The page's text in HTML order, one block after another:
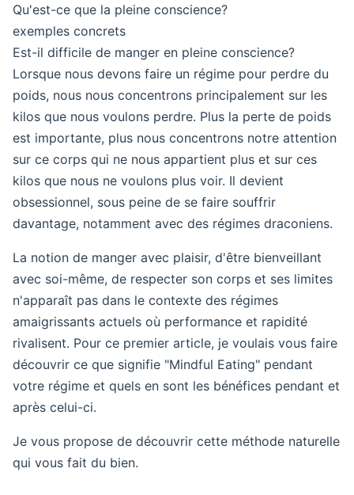
Qu'est-ce que la pleine conscience?
exemples concrets
Est-il difficile de manger en pleine conscience?
Lorsque nous devons faire un régime pour perdre du
poids, nous nous concentrons principalement sur les
kilos que nous voulons perdre. Plus la perte de poids
est importante, plus nous concentrons notre attention
sur ce corps qui ne nous appartient plus et sur ces
kilos que nous ne voulons plus voir. Il devient
obsessionnel, sous peine de se faire souffrir
davantage, notamment avec des régimes draconiens.
La notion de manger avec plaisir, d'être bienveillant
avec soi-même, de respecter son corps et ses limites
n'apparaît pas dans le contexte des régimes
amaigrissants actuels où performance et rapidité
rivalisent. Pour ce premier article, je voulais vous faire
découvrir ce que signifie "Mindful Eating" pendant
votre régime et quels en sont les bénéfices pendant et
après celui-ci.
Je vous propose de découvrir cette méthode naturelle
qui vous fait du bien.